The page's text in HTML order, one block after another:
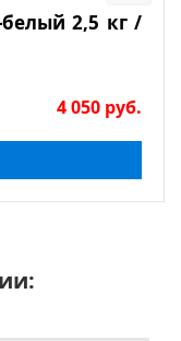
2,5 кг /
4 050 руб.